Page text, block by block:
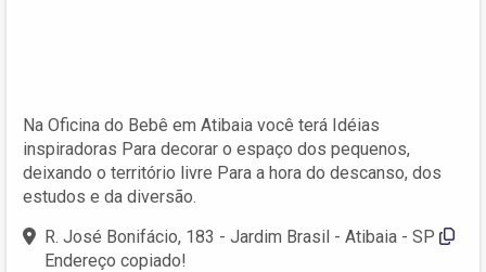
Na Oficina do Bebê em Atibaia você terá Idéias
inspiradoras Para decorar o espaço dos pequenos,
deixando o território livre Para a hora do descanso, dos
estudos e da diversão.
R. José Bonifácio, 183 - Jardim Brasil - Atibaia - SP
Endereço copiado!